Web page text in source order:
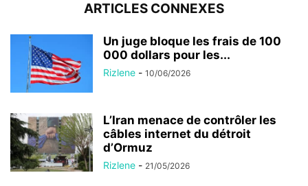
ARTICLES CONNEXES
Un juge bloque les frais de 100
000 dollars pour les...
Rizlene - 10/06/2026
L’Iran menace de contrôler les
câbles internet du détroit
d’Ormuz
Rizlene - 21/05/2026